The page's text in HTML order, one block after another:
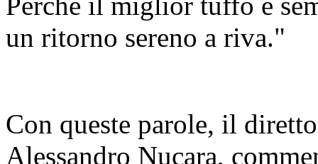
un ritorno sereno a riva."
Con queste parole, il
Alessandro Nucara,